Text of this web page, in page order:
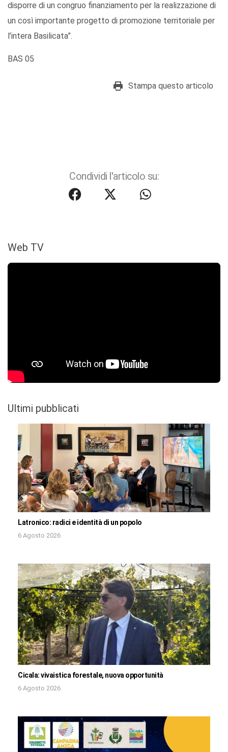
disporre di un congruo finanziamento per la realizzazione di
un così importante progetto di promozione territoriale per
l’intera Basilicata”.
BAS 05
Stampa questo articolo
Condividi l'articolo su:
Web TV
Ultimi pubblicati
Latronico: radici e identità di un popolo
6 Agosto 2026
Cicala: vivaistica forestale, nuova opportunità
6 Agosto 2026